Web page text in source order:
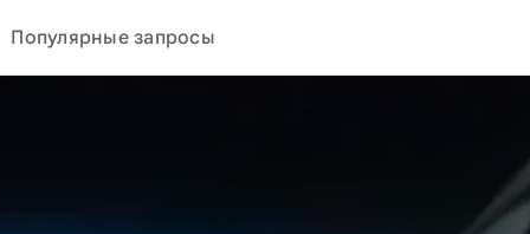
Популярные запросы